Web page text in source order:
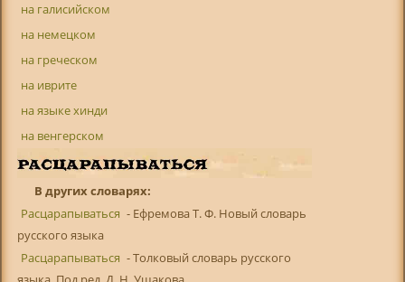
на галисийском
на немецком
на греческом
на иврите
на языке хинди
на венгерском
В других словарях:
Расцарапываться - Ефремова Т. Ф. Новый словарь
русского языка
Расцарапываться - Толковый словарь русского